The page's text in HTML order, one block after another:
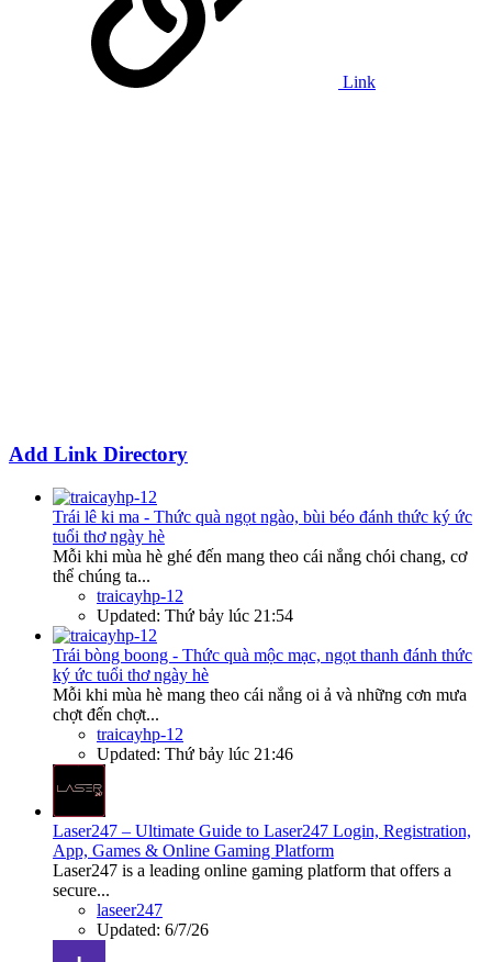
Link
Add Link Directory
Trái lê ki ma - Thức quà ngọt ngào, bùi béo đánh thức ký ức
tuổi thơ ngày hè
Mỗi khi mùa hè ghé đến mang theo cái nắng chói chang, cơ
thể chúng ta...
traicayhp-12
Updated: Thứ bảy lúc 21:54
Trái bòng boong - Thức quà mộc mạc, ngọt thanh đánh thức
ký ức tuổi thơ ngày hè
Mỗi khi mùa hè mang theo cái nắng oi ả và những cơn mưa
chợt đến chợt...
traicayhp-12
Updated: Thứ bảy lúc 21:46
Laser247 – Ultimate Guide to Laser247 Login, Registration,
App, Games & Online Gaming Platform
Laser247 is a leading online gaming platform that offers a
secure...
laseer247
Updated: 6/7/26